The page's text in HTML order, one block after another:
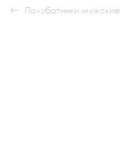
Полуботинки мужские